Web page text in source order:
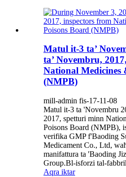
Matul it-3 ta’
ta’ Novembru,
National Medicines
(NMPB)
mill-admin fis-17-11-08
Matul it-3 ta 'Novembru
2017, spetturi minn
Poisons Board (NMPB),
verifika GMP f'Baoding
Medicament Co., Ltd,
manifattura ta 'Baoding
Group.Bl-isforzi tal-
Aqra iktar